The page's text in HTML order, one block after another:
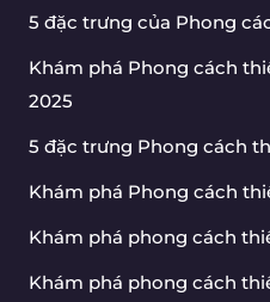
5 đặc trưng của Phong
Khám phá Phong cách
2025
5 đặc trưng Phong cách
Khám phá Phong cách
Khám phá phong cách
Khám phá phong cách